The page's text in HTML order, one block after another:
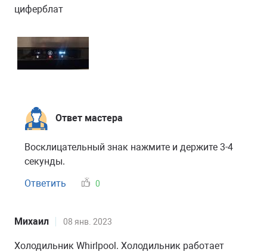
циферблат
Ответ мастера
Восклицательный знак нажмите и держите 3-4
секунды.
Ответить
0
Михаил 08 янв. 2023
Холодильник Whirlpool. Холодильник работает